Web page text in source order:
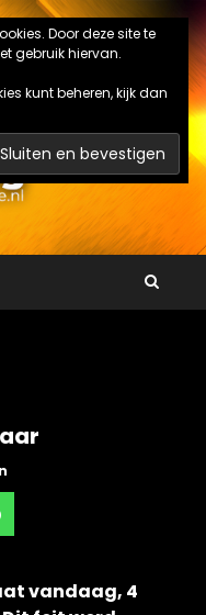
vandaag, 4
Door deze site te
gebruik hiervan.
kunt beheren, kijk dan